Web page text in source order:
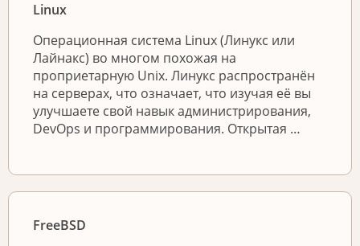
Linux
Операционная система Linux (Линукс или
Лайнакс) во многом похожая на
проприетарную Unix. Линукс распространён
на серверах, что означает, что изучая её вы
улучшаете свой навык администрирования,
DevOps и программирования. Открытая …
FreeBSD